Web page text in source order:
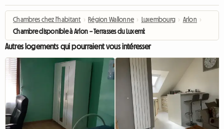
Chambres chez l'habitant › Région Wallonne › Luxembourg › Arlon ›
Chambre disponible à Arlon – Terrasses du Luxembourg
Autres logements qui pourraient vous intéresser